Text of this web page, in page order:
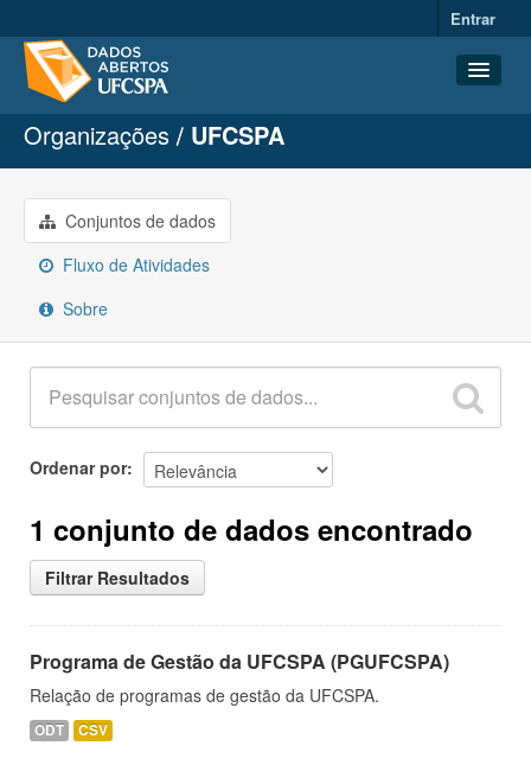
Entrar
Conjuntos de dados
Organizações
Grupos
Sobre
Organizações UFCSPA
Conjuntos de dados
Fluxo de Atividades
Sobre
Ordenar por
1 conjunto de dados encontrado
Filtrar Resultados
Programa de Gestão da UFCSPA (PGUFCSPA)
Relação de programas de gestão da UFCSPA.
ODT CSV